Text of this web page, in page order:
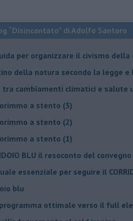
“Disincantato” di Adolfo Santoro
per organizzare il civismo
della natura secondo la legge e
tra cambiamenti climatici e salute
a stento (3)
a stento (2)
a stento (1)
BLU il resoconto del convegno
essenziale per seguire il
blu
ottimale verso il full